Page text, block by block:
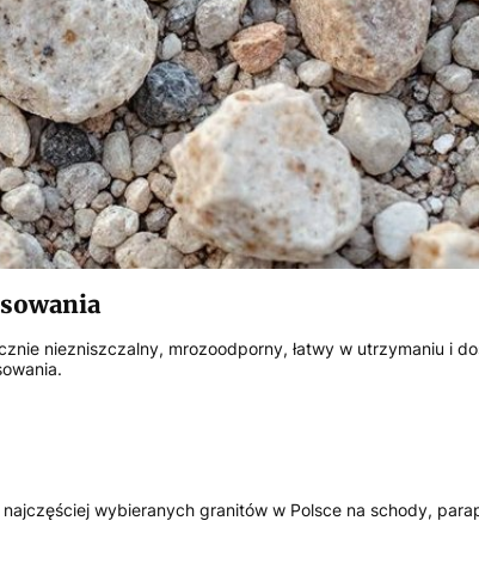
niezniszczalny, mrozoodporny, łatwy w utrzymaniu i
wybieranych granitów w Polsce na schody,